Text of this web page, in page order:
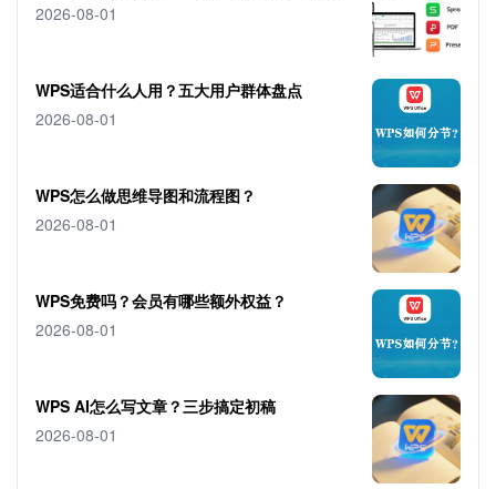
2026-08-01
WPS适合什么人用？五大用户群体盘点
2026-08-01
WPS怎么做思维导图和流程图？
2026-08-01
WPS免费吗？会员有哪些额外权益？
2026-08-01
WPS AI怎么写文章？三步搞定初稿
2026-08-01